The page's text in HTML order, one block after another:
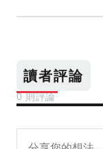
讀者評論
0 則評論